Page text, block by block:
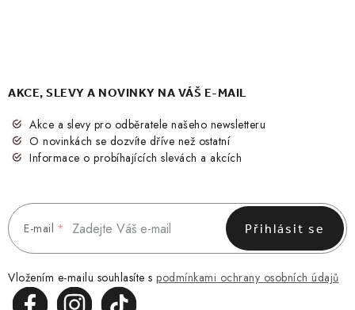
AKCE, SLEVY A NOVINKY NA VÁŠ E-MAIL
Akce a slevy pro odběratele našeho newsletteru
O novinkách se dozvíte dříve než ostatní
Informace o probíhajících slevách a akcích
E-mail
Vložením e-mailu souhlasíte s podmínkami ochrany osobních údajů
Přihlásit se